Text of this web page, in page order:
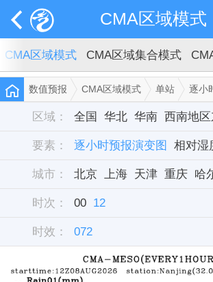
CMA区域模式
CMA区域模式 CMA区域集合模式
数值预报 CMA区域模式 单站 逐小
南京
区域： 全国 华北 华南 西南地区
西北地区东部 东北 华中
华东 单站
要素： 逐小时预报演变图 相对湿
城市： 北京 上海 天津 重庆 哈
沈阳 呼和浩特
西宁
武汉 长沙 南京 成都 贵
时次： 00 12
时效： 072